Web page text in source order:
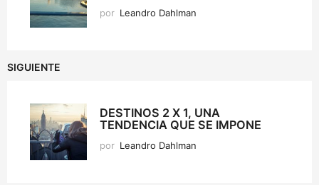
por Leandro Dahlman
SIGUIENTE
DESTINOS 2 X 1, UNA
TENDENCIA QUE SE IMPONE
por Leandro Dahlman